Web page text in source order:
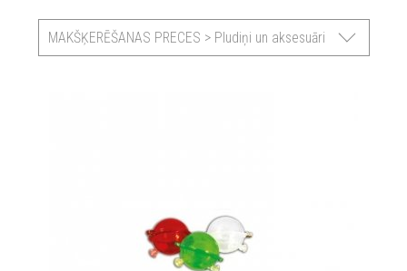
MAKŠĶERĒŠANAS PRECES > Pludiņi un aksesuāri